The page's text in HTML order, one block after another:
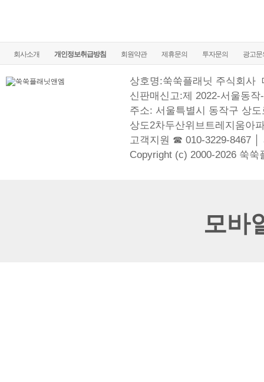
회사소개 개인정보취급방침 회원약관 제휴문의 투자문의 광고문
상호명:쑥쑥플래닛 주식회사
신판매신고:제 2022-서울동작
주소: 서울특별시 동작구 상
상도2차두산위브트레지움아
고객지원 ☎ 010-3229-8467 │
Copyright (c) 2000-2026 쑥
모바